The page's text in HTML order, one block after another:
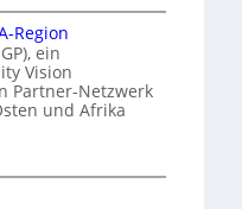
Region
ein
Vision
Partner-Netzwerk
und Afrika